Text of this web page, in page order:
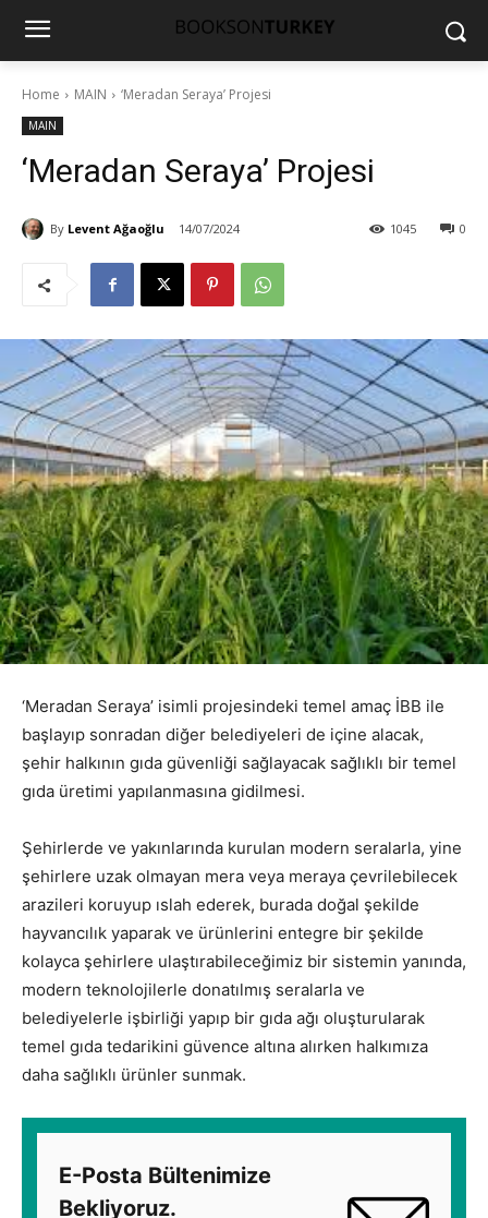
Home MAIN ‘Meradan Seraya’ Projesi
MAIN
‘Meradan Seraya’ Projesi
By Levent Ağaoğlu 14/07/2024 0
1045
‘Meradan Seraya’ isimli projesindeki temel amaç İBB ile
başlayıp sonradan diğer belediyeleri de içine alacak,
şehir halkının gıda güvenliği sağlayacak sağlıklı bir temel
gıda üretimi yapılanmasına gidilmesi.
Şehirlerde ve yakınlarında kurulan modern seralarla, yine
şehirlere uzak olmayan mera veya meraya çevrilebilecek
arazileri koruyup ıslah ederek, burada doğal şekilde
hayvancılık yaparak ve ürünlerini entegre bir şekilde
kolayca şehirlere ulaştırabileceğimiz bir sistemin yanında,
modern teknolojilerle donatılmış seralarla ve
belediyelerle işbirliği yapıp bir gıda ağı oluşturularak
temel gıda tedarikini güvence altına alırken halkımıza
daha sağlıklı ürünler sunmak.
E-Posta Bültenimize
Bekliyoruz.